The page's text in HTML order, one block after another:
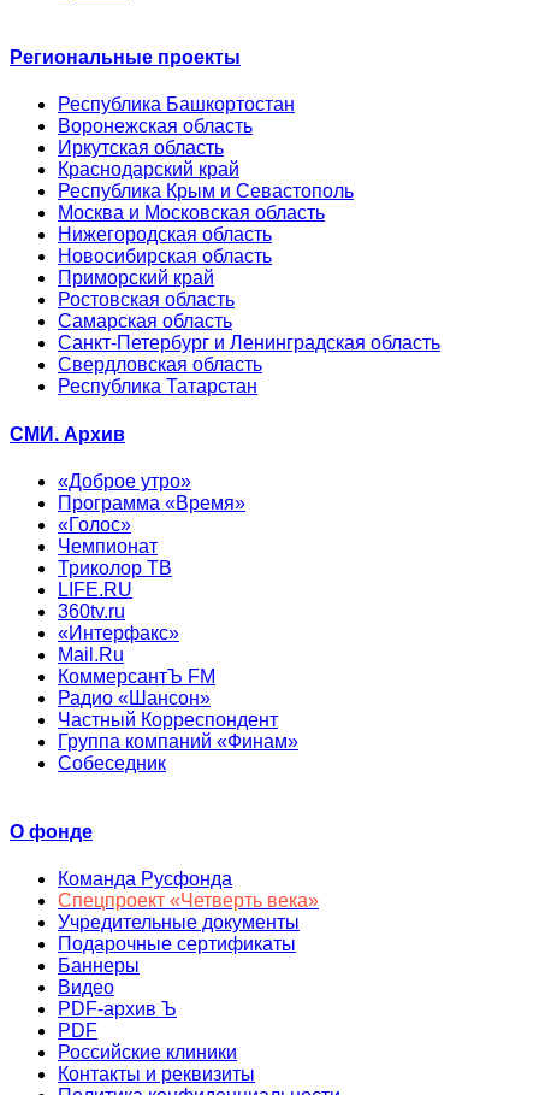
Региональные проекты
Республика Башкортостан
Воронежская область
Иркутская область
Краснодарский край
Республика Крым и Севастополь
Москва и Московская область
Нижегородская область
Новосибирская область
Приморский край
Ростовская область
Самарская область
Санкт-Петербург и Ленинградская область
Свердловская область
Республика Татарстан
СМИ. Архив
«Доброе утро»
Программа «Время»
«Голос»
Чемпионат
Триколор ТВ
LIFE.RU
360tv.ru
«Интерфакс»
Mail.Ru
КоммерсантЪ FM
Радио «Шансон»
Частный Корреспондент
Группа компаний «Финам»
Собеседник
О фонде
Команда Русфонда
Спецпроект «Четверть века»
Учредительные документы
Подарочные сертификаты
Баннеры
Видео
PDF-архив Ъ
PDF
Российские клиники
Контакты и реквизиты